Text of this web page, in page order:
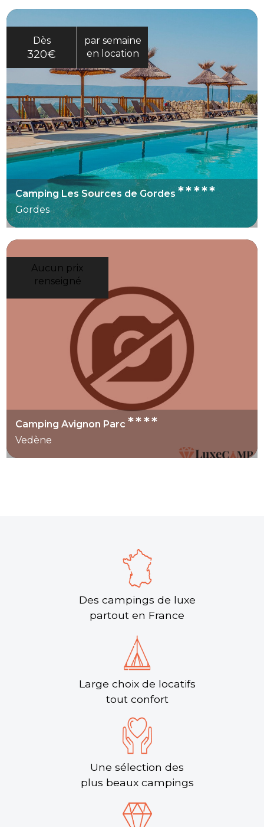
Dès
320€
par semaine
en location
Camping Les Sources de Gordes*****
Gordes
Aucun prix
renseigné
Camping Avignon Parc****
Vedène
Des campings de luxe
partout en France
Large choix de locatifs
tout confort
Une sélection des
plus beaux campings